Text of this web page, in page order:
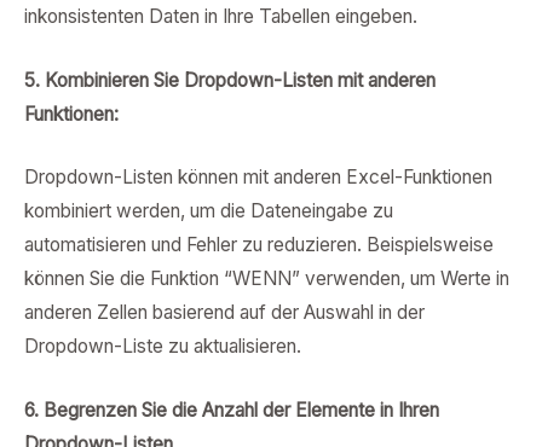
inkonsistenten Daten in Ihre Tabellen eingeben.
5. Kombinieren Sie Dropdown-Listen mit anderen
Funktionen:
Dropdown-Listen können mit anderen Excel-Funktionen
kombiniert werden, um die Dateneingabe zu
automatisieren und Fehler zu reduzieren. Beispielsweise
können Sie die Funktion “WENN” verwenden, um Werte in
anderen Zellen basierend auf der Auswahl in der
Dropdown-Liste zu aktualisieren.
6. Begrenzen Sie die Anzahl der Elemente in Ihren